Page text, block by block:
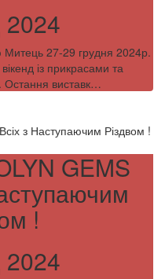
2024
27-29 грудня 2024р.
із прикрасами та
Остання виставк…
GEMS
!
2024